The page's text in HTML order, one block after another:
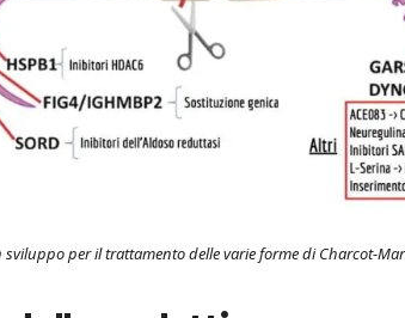
per il trattamento delle varie forme di Charcot-